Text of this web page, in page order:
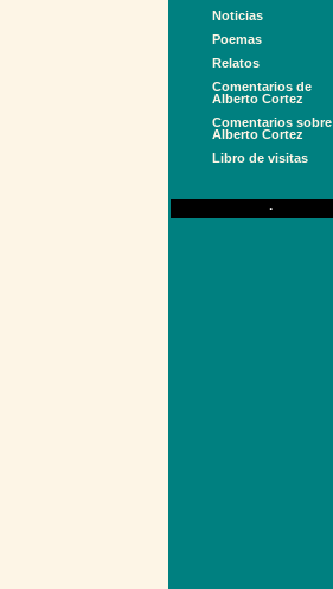
Noticias
Poemas
Relatos
Comentarios de
Alberto Cortez
Comentarios sobre
Alberto Cortez
Libro de visitas
·